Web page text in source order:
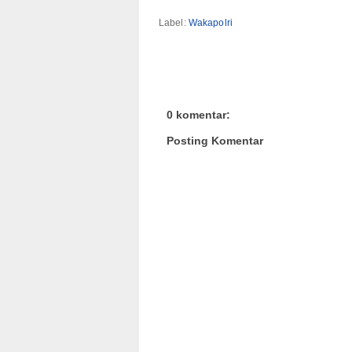
Label: Wakapolri
0 komentar:
Posting Komentar